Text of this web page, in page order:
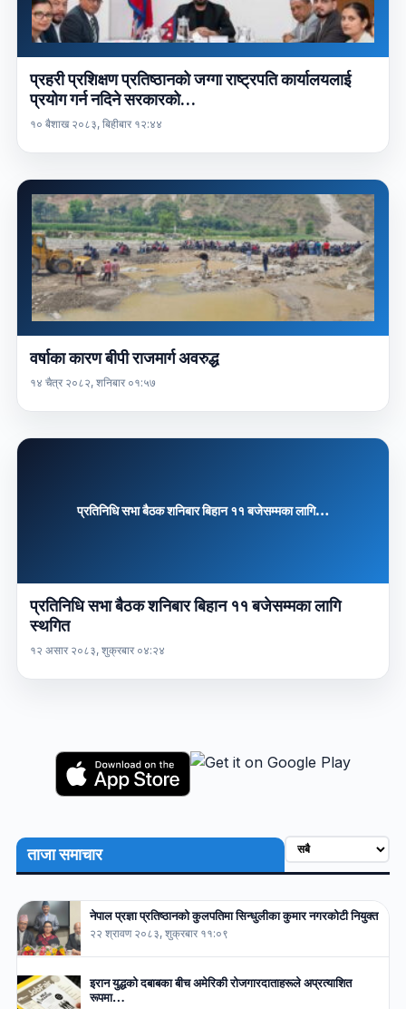
प्रहरी प्रशिक्षण प्रतिष्ठानको जग्गा राष्ट्रपति कार्यालयलाई
प्रयोग गर्न नदिने सरकारको…
१० बैशाख २०८३, बिहीबार १२:४४
वर्षाका कारण बीपी राजमार्ग अवरुद्ध
१४ चैत्र २०८२, शनिबार ०१:५७
प्रतिनिधि सभा बैठक शनिबार बिहान ११ बजेसम्मका लागि…
प्रतिनिधि सभा बैठक शनिबार बिहान ११ बजेसम्मका लागि
स्थगित
१२ असार २०८३, शुक्रबार ०४:२४
ताजा समाचार
नेपाल प्रज्ञा प्रतिष्ठानको कुलपतिमा सिन्धुलीका कुमार नगरकोटी नियुक्त
२२ श्रावण २०८३, शुक्रबार ११:०९
इरान युद्धको दबाबका बीच अमेरिकी रोजगारदाताहरूले अप्रत्याशित
रूपमा…